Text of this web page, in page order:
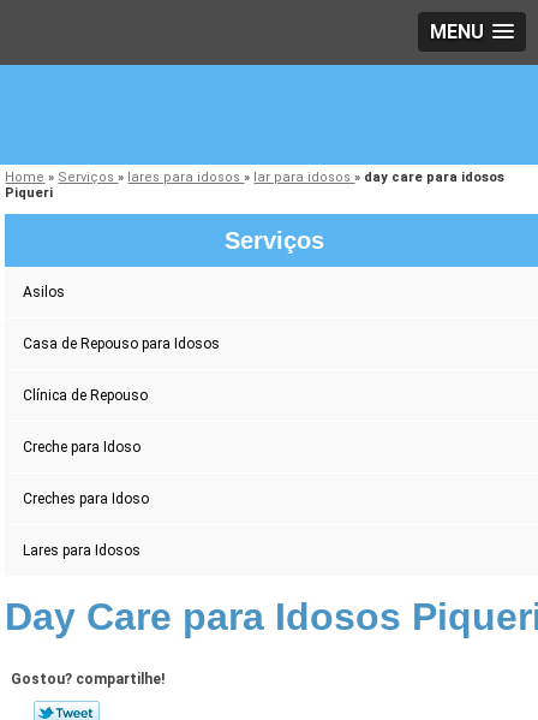
MENU
Home » Serviços» lares para idosos» lar para idosos» day care para idosos
Piqueri
Serviços
Asilos
Casa de Repouso para Idosos
Clínica de Repouso
Creche para Idoso
Creches para Idoso
Lares para Idosos
Day Care para Idosos
Gostou? compartilhe!